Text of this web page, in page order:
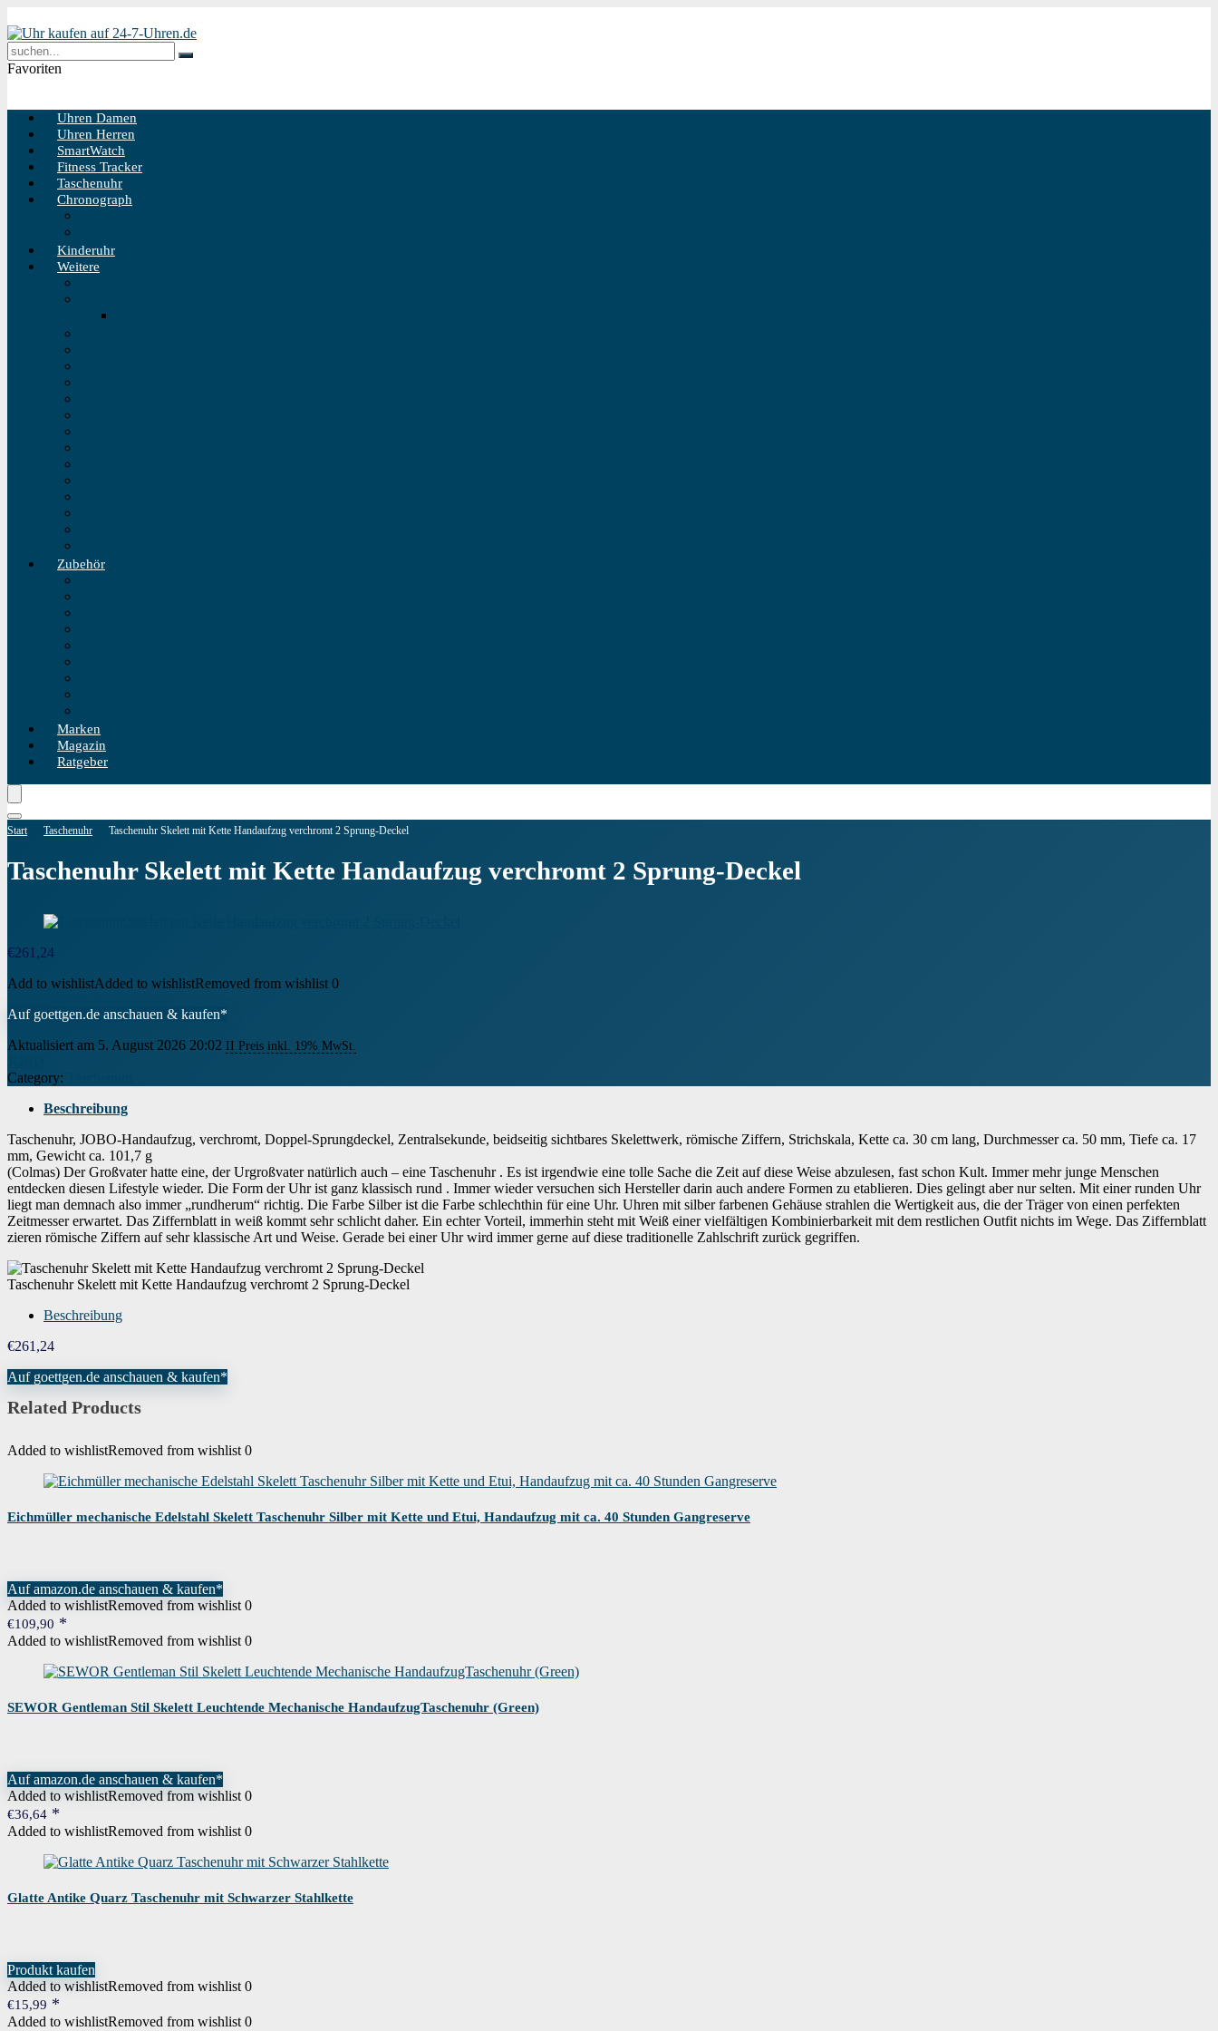
Favoriten
Uhren Damen
Uhren Herren
SmartWatch
Fitness Tracker
Taschenuhr
Chronograph
Kinderuhr
Weitere
Zubehör
Marken
Magazin
Ratgeber
Start Taschenuhr Taschenuhr Skelett mit Kette Handaufzug verchromt 2 Sprung-Deckel
Taschenuhr Skelett mit Kette Handaufzug verchromt 2 Sprung-Deckel
€261,24
Add to wishlistAdded to wishlistRemoved from wishlist 0
Auf goettgen.de anschauen & kaufen*
Aktualisiert am 5. August 2026 20:02 II Preis inkl. 19% MwSt.
Category:
Beschreibung
Taschenuhr, JOBO-Handaufzug, verchromt, Doppel-Sprungdeckel, Zentralsekunde, beidseitig sichtbares Skelettwerk, römische Ziffern, Strichskala, Kette ca. 30 cm lang, Durchmesser ca. 50 mm, Tiefe ca. 17
mm, Gewicht ca. 101,7 g
(Colmas) Der Großvater hatte eine, der Urgroßvater natürlich auch – eine Taschenuhr . Es ist irgendwie eine tolle Sache die Zeit auf diese Weise abzulesen, fast schon Kult. Immer mehr junge Menschen
entdecken diesen Lifestyle wieder. Die Form der Uhr ist ganz klassisch rund . Immer wieder versuchen sich Hersteller darin auch andere Formen zu etablieren. Dies gelingt aber nur selten. Mit einer runden Uhr
liegt man demnach also immer „rundherum“ richtig. Die Farbe Silber ist die Farbe schlechthin für eine Uhr. Uhren mit silber farbenen Gehäuse strahlen die Wertigkeit aus, die der Träger von einen perfekten
Zeitmesser erwartet. Das Ziffernblatt in weiß kommt sehr schlicht daher. Ein echter Vorteil, immerhin steht mit Weiß einer vielfältigen Kombinierbarkeit mit dem restlichen Outfit nichts im Wege. Das Ziffernblatt
zieren römische Ziffern auf sehr klassische Art und Weise. Gerade bei einer Uhr wird immer gerne auf diese traditionelle Zahlschrift zurück gegriffen.
Taschenuhr Skelett mit Kette Handaufzug verchromt 2 Sprung-Deckel
Beschreibung
€261,24
Auf goettgen.de anschauen & kaufen*
Related Products
Added to wishlistRemoved from wishlist 0
Eichmüller mechanische Edelstahl Skelett Taschenuhr Silber mit Kette und Etui, Handaufzug mit ca. 40 Stunden Gangreserve
Auf amazon.de anschauen & kaufen*
Added to wishlistRemoved from wishlist 0
€109,90
Added to wishlistRemoved from wishlist 0
SEWOR Gentleman Stil Skelett Leuchtende Mechanische HandaufzugTaschenuhr (Green)
Auf amazon.de anschauen & kaufen*
Added to wishlistRemoved from wishlist 0
€36,64
Added to wishlistRemoved from wishlist 0
Glatte Antike Quarz Taschenuhr mit Schwarzer Stahlkette
Produkt kaufen
Added to wishlistRemoved from wishlist 0
€15,99
Added to wishlistRemoved from wishlist 0